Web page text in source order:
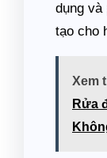
dụng và
tạo cho
Xem
Rửa